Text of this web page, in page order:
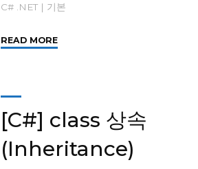
C# .NET | 기본
READ MORE"
버
로
딩,
[C#] class 상속
(Inheritance)